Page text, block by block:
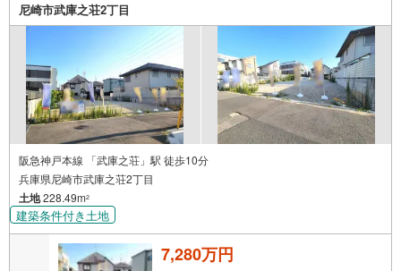
尼崎市武庫之荘2丁目
阪急神戸本線 「武庫之荘」駅 徒歩10分
兵庫県尼崎市武庫之荘2丁目
土地228.49m2
建築条件付き土地
7,280万円